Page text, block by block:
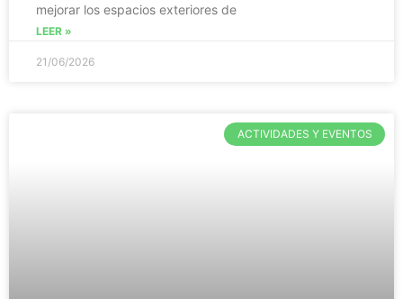
mejorar los espacios exteriores de
LEER »
21/06/2026
ACTIVIDADES Y EVENTOS